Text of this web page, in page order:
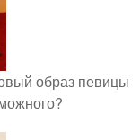
образ певицы